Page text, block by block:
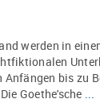
werden in
Anfängen bis zu
Goethe'sche ...